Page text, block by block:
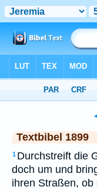
Textbibel 1899
1 Durchstreift die
doch um und
ihren Straßen,